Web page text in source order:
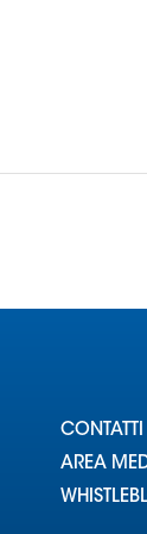
CONTATTI
AREA